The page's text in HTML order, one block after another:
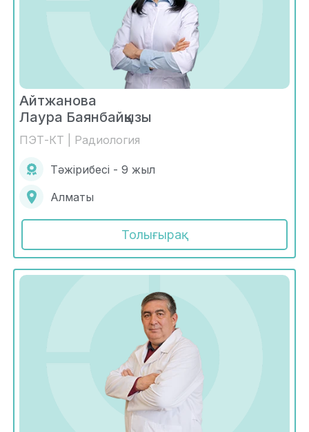
Айтжанова
Лаура Баянбайқызы
ПЭТ-КТ | Радиология
Тәжірибесі - 9 жыл
Алматы
Толығырақ